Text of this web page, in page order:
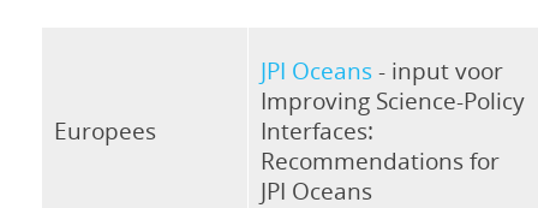
Europees
JPI Oceans- input voor
Improving Science-Policy
Interfaces:
Recommendations for
JPI Oceans